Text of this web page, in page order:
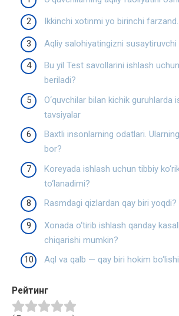
Ikkinchi xotinmi yo birinchi
Aqliy salohiyatingizni
Bu yil Test savollarini ishlash
beriladi?
O‘quvchilar bilan kichik guruhlarda
tavsiyalar
Baxtli insonlarning odatlari.
bor?
Koreyada ishlash uchun tibbiy
to‘lanadimi?
Rasmdagi qizlardan qay biri yoqdi?
Xonada o‘tirib ishlash qanday
chiqarishi mumkin?
Aql va qalb — qay biri hokim
Рейтинг